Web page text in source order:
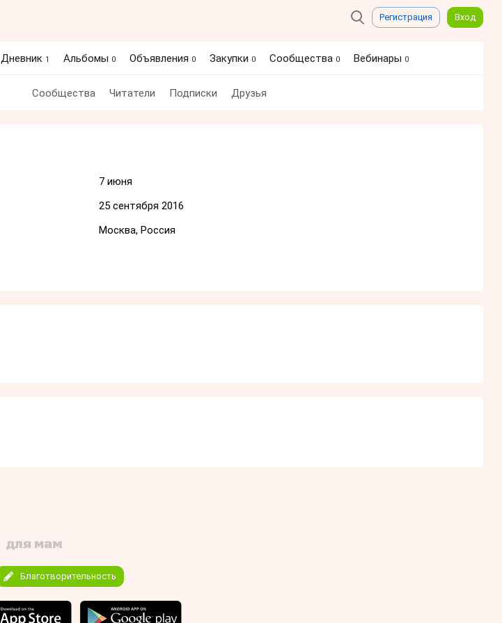
Регистрация Вход
Дневник 1 Альбомы 0 Объявления 0 Закупки 0 Сообщества 0 Вебинары 0
Сообщества Читатели Подписки Друзья
7 июня
25 сентября 2016
Москва, Россия
Благотворительность